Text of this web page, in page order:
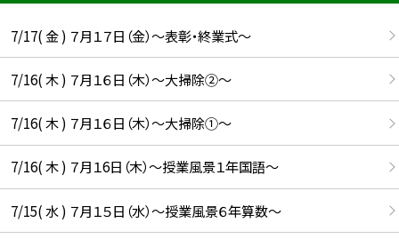
7/17( 金 ) ７月１７日（金）～表彰・終業式～
7/16( 木 ) ７月１６日（木）～大掃除②～
7/16( 木 ) ７月１６日（木）～大掃除①～
7/16( 木 ) ７月１6日（木）～授業風景１年国語～
7/15( 水 ) ７月１５日（水）～授業風景６年算数～